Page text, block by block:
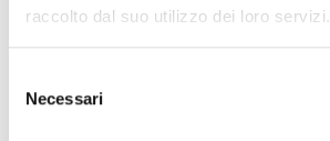
raccolto dal suo utilizzo dei loro servizi.
delNecessari